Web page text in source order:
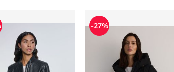
damska rockowa OCHNIKKurtka damska Reserved
-27%